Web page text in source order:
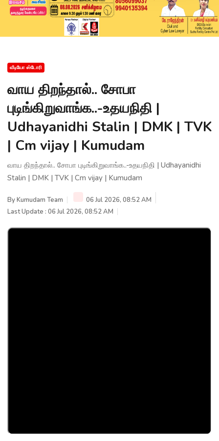
வீடியோ ஸ்டோரி
வாய திறந்தால்.. சோபா
புடிங்கிறுவாங்க..-உதயநிதி |
Udhayanidhi Stalin | DMK | TVK
| Cm vijay | Kumudam
வாய திறந்தால்.. சோபா புடிங்கிறுவாங்க..-உதயநிதி | Udhayanidhi
Stalin | DMK | TVK | Cm vijay | Kumudam
ByKumudam Team
06 Jul 2026, 08:52 AM
Last Update : 06 Jul 2026, 08:52 AM